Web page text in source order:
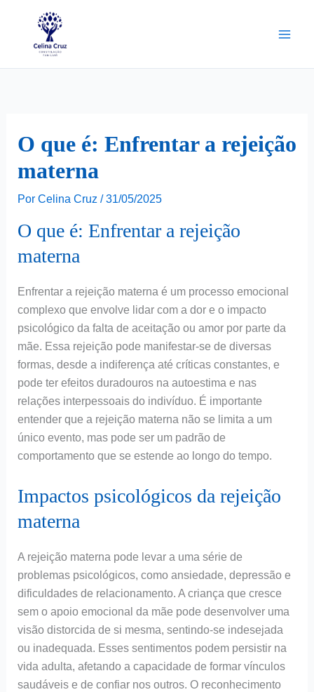
O que é: Enfrentar a rejeição
materna
Por Celina Cruz / 31/05/2025
O que é: Enfrentar a rejeição
materna
Enfrentar a rejeição materna é um processo emocional
complexo que envolve lidar com a dor e o impacto
psicológico da falta de aceitação ou amor por parte da
mãe. Essa rejeição pode manifestar-se de diversas
formas, desde a indiferença até críticas constantes, e
pode ter efeitos duradouros na autoestima e nas
relações interpessoais do indivíduo. É importante
entender que a rejeição materna não se limita a um
único evento, mas pode ser um padrão de
comportamento que se estende ao longo do tempo.
Impactos psicológicos da rejeição
materna
A rejeição materna pode levar a uma série de
problemas psicológicos, como ansiedade, depressão e
dificuldades de relacionamento. A criança que cresce
sem o apoio emocional da mãe pode desenvolver uma
visão distorcida de si mesma, sentindo-se indesejada
ou inadequada. Esses sentimentos podem persistir na
vida adulta, afetando a capacidade de formar vínculos
saudáveis e de confiar nos outros. O reconhecimento